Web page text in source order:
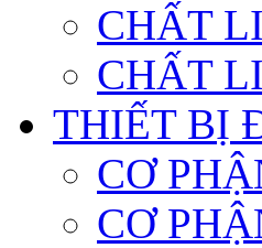
CHẤT
CHẤT
THIẾT BỊ
CƠ
CƠ